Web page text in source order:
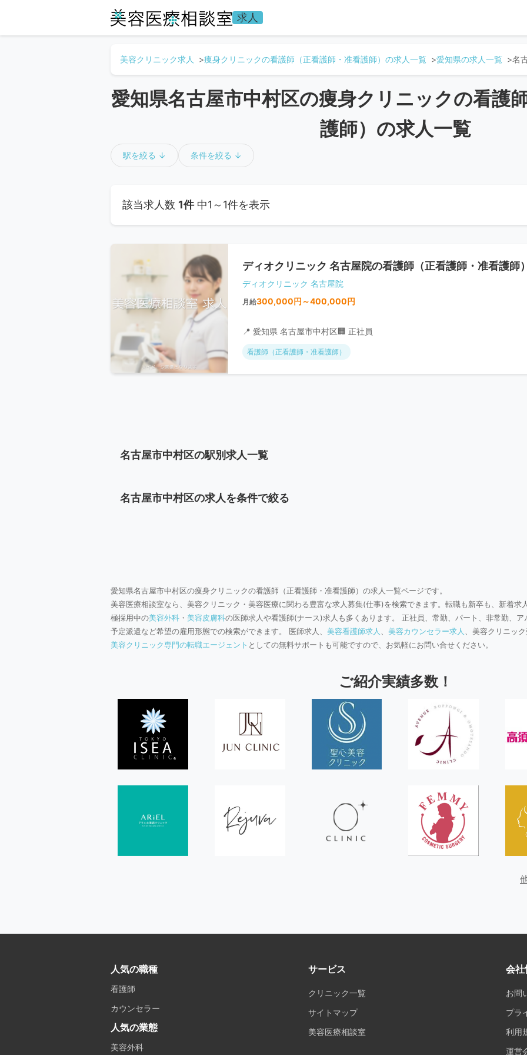
求人
美容クリニック求人 痩身クリニックの看護師（正看護師・准看護師）の求人一覧 愛知県の求人一覧 名
愛知県名古屋市中村区の痩身クリニックの看護
護師）の求人一覧
駅を絞る ↓ 条件を絞る ↓
該当求人数 1件中1～1件を表示
ディオクリニック 名古屋院の看護師（正看護師・准看護師
ディオクリニック 名古屋院
月給300,000円～400,000円
📍 愛知県 名古屋市中村区🏢 正社員
看護師（正看護師・准看護師）
名古屋市中村区の駅別求人一覧
名古屋市中村区の求人を条件で絞る
愛知県名古屋市中村区の痩身クリニックの看護師（正看護師・准看護師）の求人一覧ページです。
美容医療相談室なら、美容クリニック・美容医療に関わる豊富な求人募集(仕事)を検索できます。転職も新卒も、新着求
極採用中の美容外科 ・ 美容皮膚科の医師求人や看護師(ナース)求人も多くあります。 正社員、常勤、パート、非常勤、
予定派遣など希望の雇用形態での検索ができます。 医師求人、 美容看護師求人 美容カウンセラー求人
、美容クリニッ
美容クリニック専門の転職エージェント としての無料サポートも可能ですので、お気軽にお問い合せください。
ご紹介実績多数！
人気の職種
看護師
カウンセラー
人気の業態
美容外科
サービス
クリニック一覧
サイトマップ
美容医療相談室
会社
お問
プラ
利用
運営